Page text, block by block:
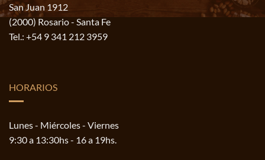
San Juan 1912
(2000) Rosario - Santa Fe
Tel.: +54 9 341 212 3959
HORARIOS
Lunes - Miércoles - Viernes
9:30 a 13:30hs - 16 a 19hs.